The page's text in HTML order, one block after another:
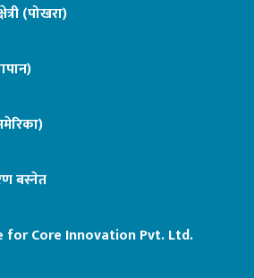
(पोखरा)
बस्नेत
for Core Innovation Pvt. Ltd.